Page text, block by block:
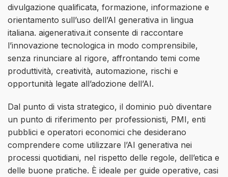
divulgazione qualificata, formazione, informazione e
orientamento sull’uso dell’AI generativa in lingua
italiana. aigenerativa.it consente di raccontare
l’innovazione tecnologica in modo comprensibile,
senza rinunciare al rigore, affrontando temi come
produttività, creatività, automazione, rischi e
opportunità legate all’adozione dell’AI.
Dal punto di vista strategico, il dominio può diventare
un punto di riferimento per professionisti, PMI, enti
pubblici e operatori economici che desiderano
comprendere come utilizzare l’AI generativa nei
processi quotidiani, nel rispetto delle regole, dell’etica e
delle buone pratiche. È ideale per guide operative, casi